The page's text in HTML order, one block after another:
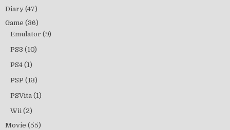
Diary (47)
Game (36)
Emulator (9)
PS3 (10)
PS4 (1)
PSP (13)
PSVita (1)
Wii (2)
Movie (55)